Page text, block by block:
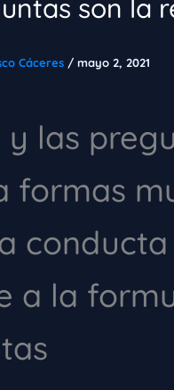
son la
Cáceres / mayo 2, 2021
y las
formas
a la